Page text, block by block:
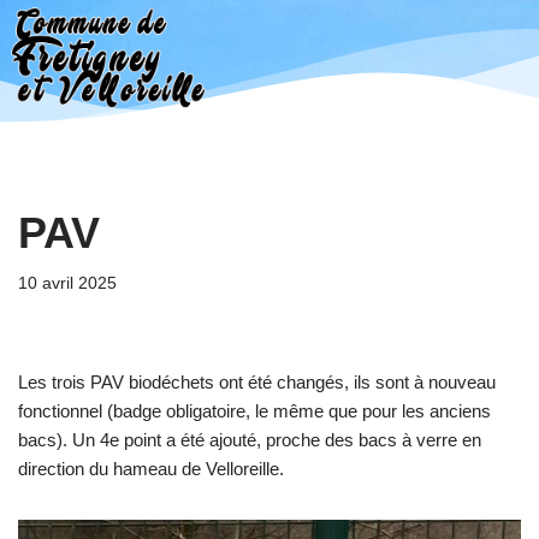
Aller
au
contenu
PAV
10 avril 2025
Les trois PAV biodéchets ont été changés, ils sont à nouveau
fonctionnel (badge obligatoire, le même que pour les anciens
bacs). Un 4e point a été ajouté, proche des bacs à verre en
direction du hameau de Velloreille.